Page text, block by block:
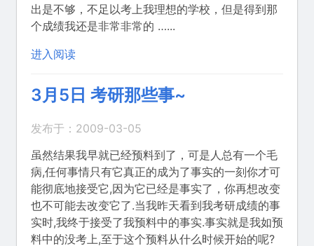
出是不够，不足以考上我理想的学校，但是得到那
个成绩我还是非常非常的 …...
进入阅读
3月5日 考研那些事~
发布于：2009-03-05
虽然结果我早就已经预料到了，可是人总有一个毛
病,任何事情只有它真正的成为了事实的一刻你才可
能彻底地接受它,因为它已经是事实了，你再想改变
也不可能去改变它了.当我昨天看到我考研成绩的事
实时,我终于接受了我预料中的事实.事实就是我如预
料中的没考上,至于这个预料从什么时候开始的呢?